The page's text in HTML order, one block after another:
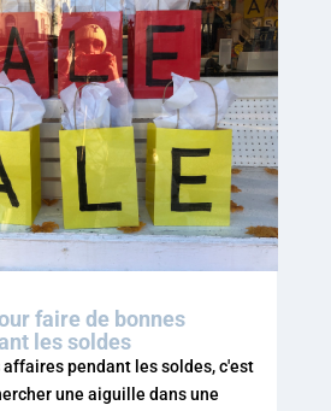
faire de bonnes
les soldes
affaires pendant les soldes, c'est
une aiguille dans une